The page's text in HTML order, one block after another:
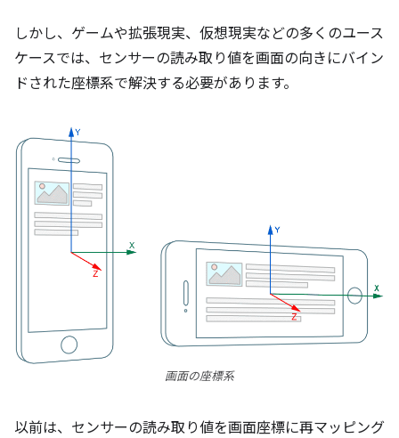
しかし、ゲームや拡張現実、仮想現実などの多くのユース
ケースでは、センサーの読み取り値を画面の向きにバイン
ドされた座標系で解決する必要があります。
画面の座標系
以前は、センサーの読み取り値を画面座標に再マッピング